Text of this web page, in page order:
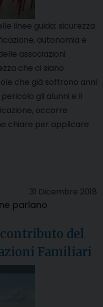
linee guida: sicurezza
autonomia e
associazioni
che ci siano
che già soffrono anni
gli alunni e il
occorre
chiare per applicare
31 Dicembre 2018
parlano
del
Familiari